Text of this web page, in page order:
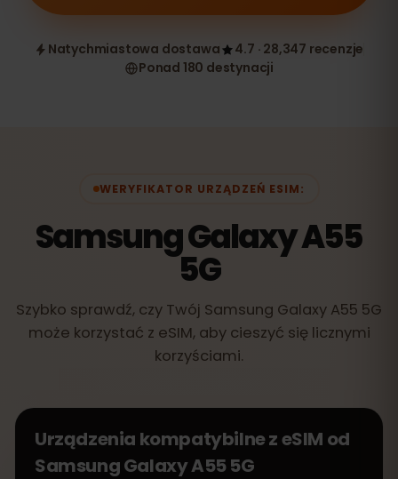
Natychmiastowa dostawa
4.7 · 28,347 recenzje
Ponad 180 destynacji
WERYFIKATOR URZĄDZEŃ ESIM:
Samsung Galaxy A55
5G
Szybko sprawdź, czy Twój Samsung Galaxy A55 5G
może korzystać z eSIM, aby cieszyć się licznymi
korzyściami.
Urządzenia kompatybilne z eSIM od
Samsung Galaxy A55 5G